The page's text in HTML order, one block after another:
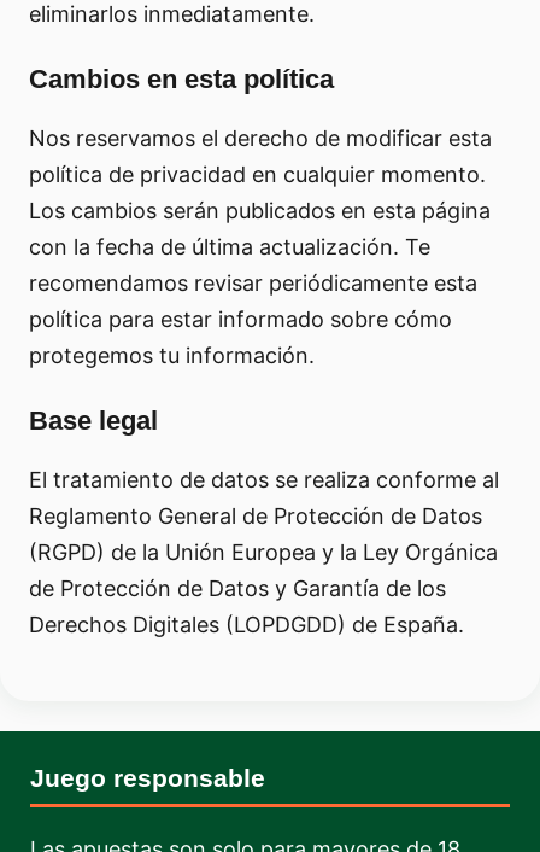
eliminarlos inmediatamente.
Cambios en esta política
Nos reservamos el derecho de modificar esta
política de privacidad en cualquier momento.
Los cambios serán publicados en esta página
con la fecha de última actualización. Te
recomendamos revisar periódicamente esta
política para estar informado sobre cómo
protegemos tu información.
Base legal
El tratamiento de datos se realiza conforme al
Reglamento General de Protección de Datos
(RGPD) de la Unión Europea y la Ley Orgánica
de Protección de Datos y Garantía de los
Derechos Digitales (LOPDGDD) de España.
Juego responsable